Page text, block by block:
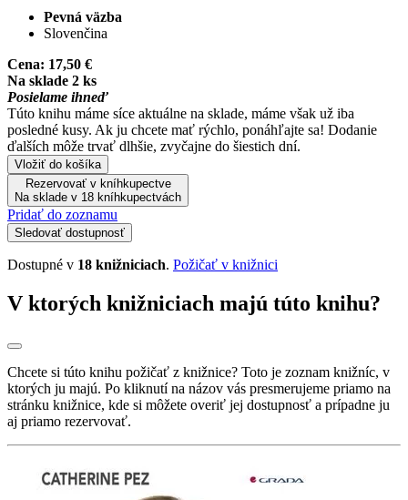
Pevná väzba
Slovenčina
Cena: 17,50 €
Na sklade 2 ks
Posielame ihneď
Túto knihu máme síce aktuálne na sklade, máme však už iba
posledné kusy. Ak ju chcete mať rýchlo, ponáhľajte sa! Dodanie
ďalších môže trvať dlhšie, zvyčajne do šiestich dní.
Vložiť do košíka
Rezervovať v kníhkupectve
Na sklade v 18 kníhkupectvách
Pridať do zoznamu
Sledovať dostupnosť
Dostupné v 18 knižniciach. Požičať v knižnici
V ktorých knižniciach majú túto knihu?
Chcete si túto knihu požičať z knižnice? Toto je zoznam knižníc, v
ktorých ju majú. Po kliknutí na názov vás presmerujeme priamo na
stránku knižnice, kde si môžete overiť jej dostupnosť a prípadne ju
aj priamo rezervovať.